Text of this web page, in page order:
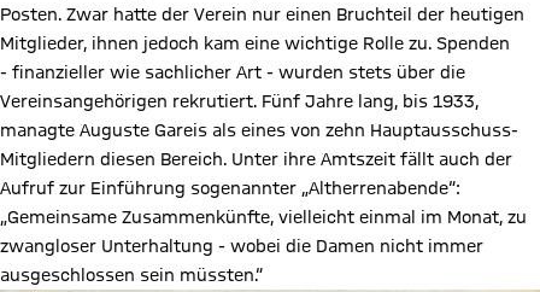
Posten. Zwar hatte der Verein nur einen Bruchteil der heutigen
Mitglieder, ihnen jedoch kam eine wichtige Rolle zu. Spenden
- finanzieller wie sachlicher Art - wurden stets über die
Vereinsangehörigen rekrutiert. Fünf Jahre lang, bis 1933,
managte Auguste Gareis als eines von zehn Hauptausschuss-
Mitgliedern diesen Bereich. Unter ihre Amtszeit fällt auch der
Aufruf zur Einführung sogenannter „Altherrenabende“:
„Gemeinsame Zusammenkünfte, vielleicht einmal im Monat, zu
zwangloser Unterhaltung - wobei die Damen nicht immer
ausgeschlossen sein müssten.“